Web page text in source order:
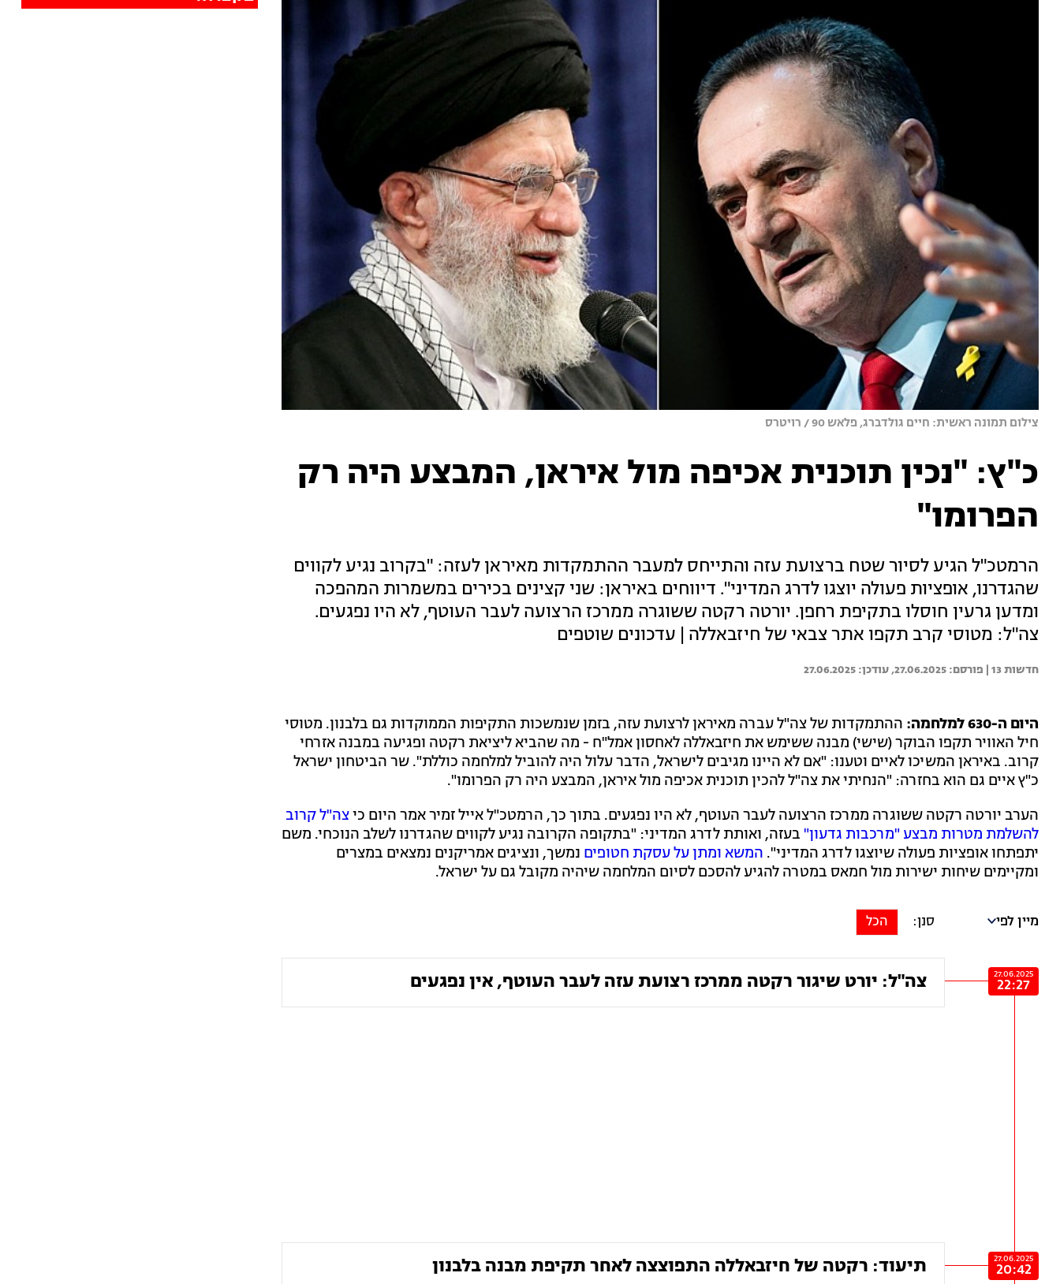
צילום תמונה ראשית: חיים גולדברג, פלאש 90 / רויטרס
כ"ץ: "נכין תוכנית אכיפה מול איראן, המבצע היה רק
הפרומו"
הרמטכ"ל הגיע לסיור שטח ברצועת עזה והתייחס למעבר ההתמקדות מאיראן לעזה: "בקרוב נגיע לקווים
שהגדרנו, אופציות פעולה יוצגו לדרג המדיני". דיווחים באיראן: שני קצינים בכירים במשמרות המהפכה
ומדען גרעין חוסלו בתקיפת רחפן. יורטה רקטה ששוגרה ממרכז הרצועה לעבר העוטף, לא היו נפגעים.
צה"ל: מטוסי קרב תקפו אתר צבאי של חיזבאללה | עדכונים שוטפים
חדשות 13 | 27.06.2025
27.06.2025
היום ה-630 למלחמה:
ההתמקדות של צה"ל עברה מאיראן לרצועת עזה, בזמן שנמשכות התקיפות הממוקדות גם בלבנון. מטוסי
חיל האוויר תקפו הבוקר (שישי) מבנה ששימש את חיזבאללה לאחסון אמל"ח - מה שהביא ליציאת רקטה ופגיעה במבנה אזרחי
קרוב. באיראן המשיכו לאיים וטענו: "אם לא היינו מגיבים לישראל, הדבר עלול היה להוביל למלחמה כוללת". שר הביטחון ישראל
כ"ץ איים גם הוא בחזרה: "הנחיתי את צה"ל להכין תוכנית אכיפה מול איראן, המבצע היה רק הפרומו".
הערב יורטה רקטה ששוגרה ממרכז הרצועה לעבר העוטף, לא היו נפגעים. בתוך כך, הרמטכ"ל אייל זמיר אמר היום כיצה"ל קרוב
להשלמת מטרות מבצע "מרכבות גדעון" בעזה, ואותת לדרג המדיני: "בתקופה הקרובה נגיע לקווים שהגדרנו לשלב הנוכחי. משם
יתפתחו אופציות פעולה שיוצגו לדרג המדיני". המשא ומתן על עסקת חטופים נמשך, ונציגים אמריקנים נמצאים במצרים
ומקיימים שיחות ישירות מול חמאס במטרה להגיע להסכם לסיום המלחמה שיהיה מקובל גם על ישראל.
מיין לפי הכל
27.06.2025
22:27 צה"ל: יורט שיגור רקטה ממרכז רצועת עזה לעבר העוטף, אין נפגעים
27.06.2025
20:42 תיעוד: רקטה של חיזבאללה התפוצצה לאחר תקיפת מבנה בלבנון